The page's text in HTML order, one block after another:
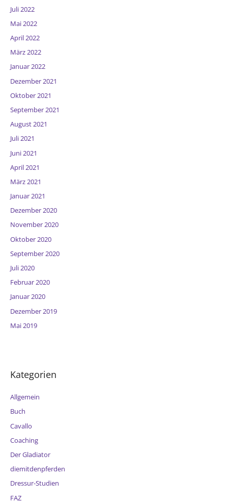
Juli 2022
Mai 2022
April 2022
März 2022
Januar 2022
Dezember 2021
Oktober 2021
September 2021
August 2021
Juli 2021
Juni 2021
April 2021
März 2021
Januar 2021
Dezember 2020
November 2020
Oktober 2020
September 2020
Juli 2020
Februar 2020
Januar 2020
Dezember 2019
Mai 2019
Kategorien
Allgemein
Buch
Cavallo
Coaching
Der Gladiator
diemitdenpferden
Dressur-Studien
FAZ